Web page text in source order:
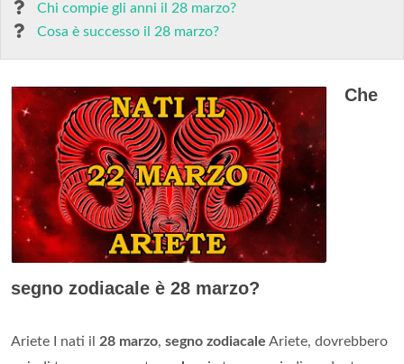
Chi compie gli anni il 28 marzo?
Cosa è successo il 28 marzo?
Che
segno zodiacale è 28 marzo?
Ariete I nati il 28 marzo, segno zodiacale Ariete, dovrebbero